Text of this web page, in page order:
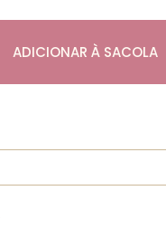
ADICIONAR À SACOLA